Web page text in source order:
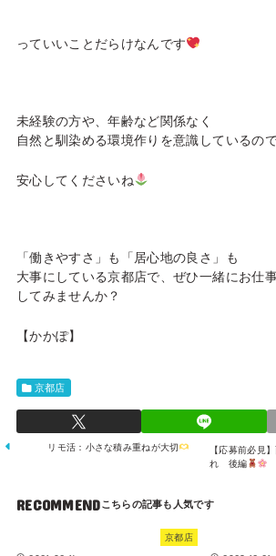
っていいことだらけなんです
未経験の方や、年齢など関係なく
自然と馴染める環境作りを意識しているの
安心してくださいね
「働きやすさ」も「居心地の良さ」も
大事にしている京都店で、ぜひ一緒にお仕
してみませんか？
【かかぽ】
京都店
リモ活：小さな積み重ねが大切
【応募前必見
れ 後編
RECOMMEND
京都店